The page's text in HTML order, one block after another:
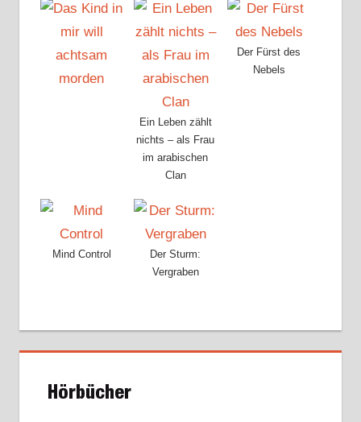
Ein Leben zählt
nichts – als Frau
im arabischen
Clan
Der Fürst des
Nebels
Mind Control
Der Sturm:
Vergraben